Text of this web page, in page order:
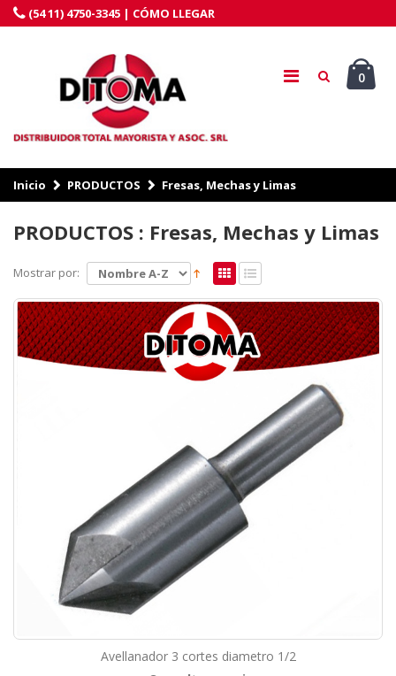
(54 11) 4750-3345 | CÓMO LLEGAR
0
Inicio PRODUCTOS Fresas, Mechas y Limas
PRODUCTOS : Fresas, Mechas y Limas
Mostrar por:
Avellanador 3 cortes diametro 1/2